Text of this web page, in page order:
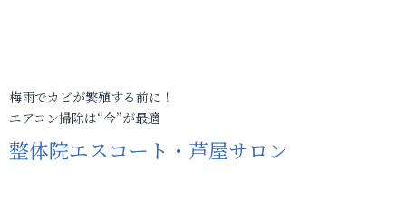
梅雨でカビが繁殖する前に！
エアコン掃除は“今”が最適
整体院エスコート・芦屋サロン